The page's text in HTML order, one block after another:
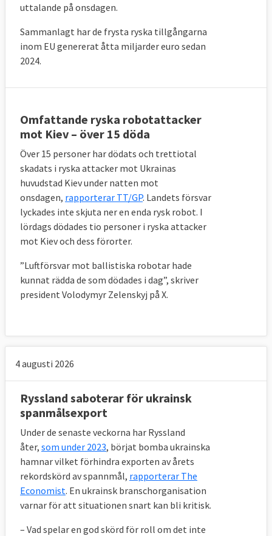
uttalande på onsdagen.
Sammanlagt har de frysta ryska tillgångarna
inom EU genererat åtta miljarder euro sedan
2024.
Omfattande ryska robotattacker
mot Kiev – över 15 döda
Över 15 personer har dödats och trettiotal
skadats i ryska attacker mot Ukrainas
huvudstad Kiev under natten mot
onsdagen, rapporterar TT/GP. Landets försvar
lyckades inte skjuta ner en enda rysk robot. I
lördags dödades tio personer i ryska attacker
mot Kiev och dess förorter.
”Luftförsvar mot ballistiska robotar hade
kunnat rädda de som dödades i dag”, skriver
president Volodymyr Zelenskyj på X.
4 augusti 2026
Ryssland saboterar för ukrainsk
spanmålsexport
Under de senaste veckorna har Ryssland
åter, som under 2023, börjat bomba ukrainska
hamnar vilket förhindra exporten av årets
rekordskörd av spannmål, rapporterar The
Economist. En ukrainsk branschorganisation
varnar för att situationen snart kan bli kritisk.
– Vad spelar en god skörd för roll om det inte